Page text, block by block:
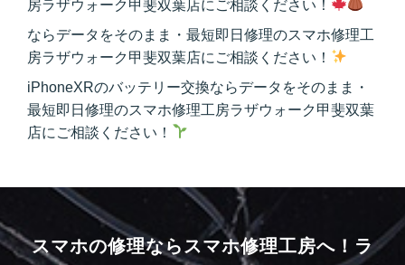
房ラザウォーク甲斐双葉店にご相談ください！
ならデータをそのまま・最短即日修理のスマホ修理工
房ラザウォーク甲斐双葉店にご相談ください！
iPhoneXRのバッテリー交換ならデータをそのまま・
最短即日修理のスマホ修理工房ラザウォーク甲斐双葉
店にご相談ください！
スマホの修理ならスマホ修理工房へ！ ラ